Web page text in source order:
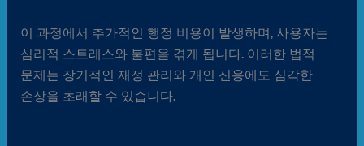
이 과정에서 추가적인 행정 비용이 발생하며, 사용자는
심리적 스트레스와 불편을 겪게 됩니다. 이러한 법적
문제는 장기적인 재정 관리와 개인 신용에도 심각한
손상을 초래할 수 있습니다.